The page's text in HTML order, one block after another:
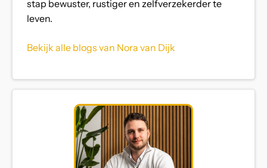
stap bewuster, rustiger en zelfverzekerder te
leven.
Bekijk alle blogs van Nora van Dijk